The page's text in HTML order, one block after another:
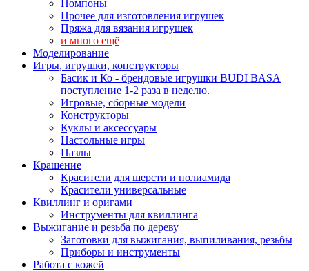
Помпоны
Прочее для изготовления игрушек
Пряжа для вязания игрушек
и много ещё
Моделирование
Игры, игрушки, конструкторы
Басик и Ко - брендовые игрушки BUDI BASA
поступление 1-2 раза в неделю.
Игровые, сборные модели
Конструкторы
Куклы и аксессуары
Настольные игры
Пазлы
Крашение
Красители для шерсти и полиамида
Красители универсальные
Квиллинг и оригами
Инструменты для квиллинга
Выжигание и резьба по дереву
Заготовки для выжигания, выпиливания, резьбы
Приборы и инструменты
Работа с кожей